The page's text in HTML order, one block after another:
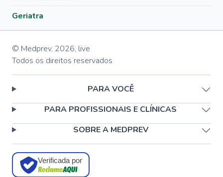
Geriatra
© Medprev, 2026, live
Todos os direitos reservados
PARA VOCÊ
PARA PROFISSIONAIS E CLÍNICAS
SOBRE A MEDPREV
Verificada por